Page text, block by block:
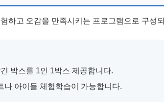
하고 오감을 만족시키는 프로그램으로 구성
박스를 1인 1박스 제공합니다.
나 아이들 체험학습이 가능합니다.